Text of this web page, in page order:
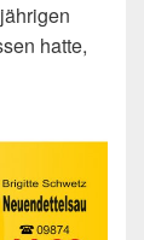
hatte,